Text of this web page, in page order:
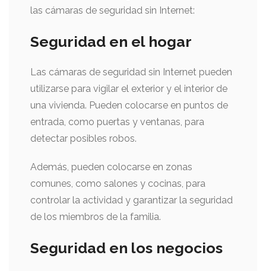
las cámaras de seguridad sin Internet:
Seguridad en el hogar
Las cámaras de seguridad sin Internet pueden
utilizarse para vigilar el exterior y el interior de
una vivienda. Pueden colocarse en puntos de
entrada, como puertas y ventanas, para
detectar posibles robos.
Además, pueden colocarse en zonas
comunes, como salones y cocinas, para
controlar la actividad y garantizar la seguridad
de los miembros de la familia.
Seguridad en los negocios